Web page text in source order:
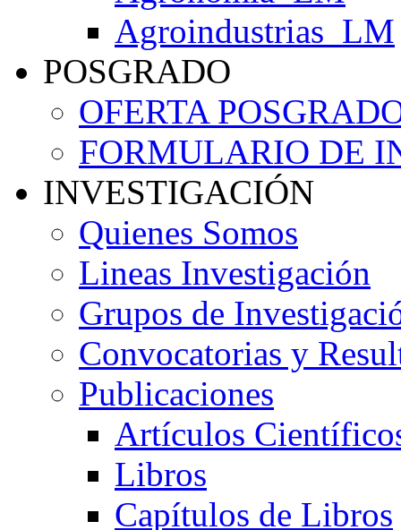
Agroindustrias_LM
POSGRADO
OFERTA
FORMULARIO DE
INVESTIGACIÓN
Quienes Somos
Lineas Investigación
Grupos de
Convocatorias y
Publicaciones
Artículos
Libros
Capítulos de Libros